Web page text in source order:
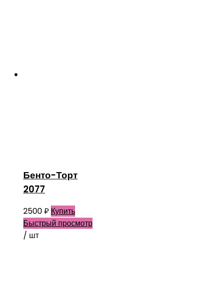
Бенто-Торт
2077
2500₽ Купить
Быстрый просмотр
/ шт